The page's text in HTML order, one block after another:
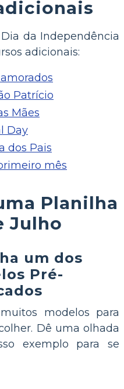
da Independência
adicionais:
Patrício
Mães
Day
dos Pais
mês
Planilha
Julho
um dos
Pré-
modelos para
Dê uma olhada
exemplo para se